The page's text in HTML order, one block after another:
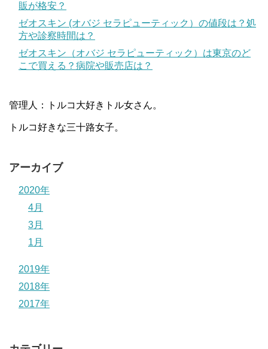
販が格安？
ゼオスキン (オバジ セラピューティック）の値段は？処
方や診察時間は？
ゼオスキン（オバジ セラピューティック）は東京のど
こで買える？病院や販売店は？
管理人：トルコ大好きトル女さん。
トルコ好きな三十路女子。
アーカイブ
2020年
4月
3月
1月
2019年
2018年
2017年